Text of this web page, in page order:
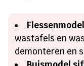
wastafels en
demonteren en